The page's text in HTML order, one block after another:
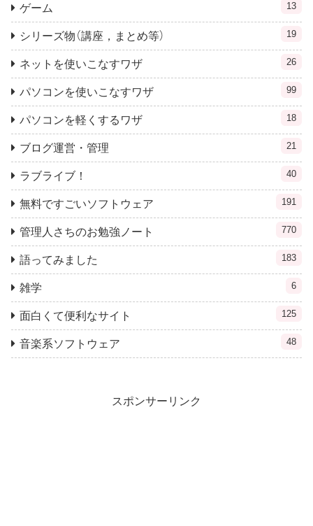
ゲーム 13
シリーズ物（講座，まとめ等） 19
ネットを使いこなすワザ 26
パソコンを使いこなすワザ 99
パソコンを軽くするワザ 18
ブログ運営・管理 21
ラブライブ！ 40
無料ですごいソフトウェア 191
管理人さちのお勉強ノート 770
語ってみました 183
雑学 6
面白くて便利なサイト 125
音楽系ソフトウェア 48
スポンサーリンク